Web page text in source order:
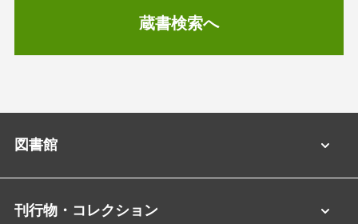
蔵書検索へ
図書館
刊行物・コレクション